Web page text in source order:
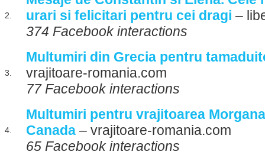
2.
urari si felicitari pentru cei dragi –
374 Facebook interactions
3.
Multumiri din Grecia pentru
vrajitoare-romania.com
77 Facebook interactions
4.
Multumiri pentru vrajitoarea
Canada – vrajitoare-romania.com
65 Facebook interactions